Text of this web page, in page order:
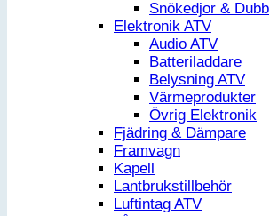
Snökedjor & Dubb
Elektronik ATV
Audio ATV
Batteriladdare
Belysning ATV
Värmeprodukter
Övrig Elektronik
Fjädring & Dämpare
Framvagn
Kapell
Lantbrukstillbehör
Luftintag ATV